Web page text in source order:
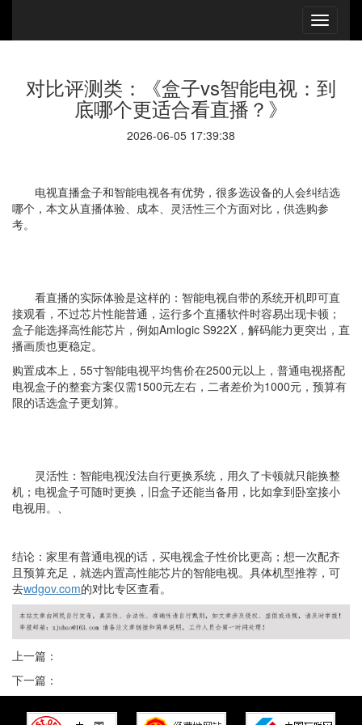
对比评测类：《盒子vs智能电视：到
底哪个更适合看直播？》
2026-06-05 17:39:38
电视直播盒子和智能电视各有优势，很多选设备的人会纠结选
哪个，本文从直播体验、成本、灵活性三个方面对比，供选购参
考。
看直播的实际体验是这样的：智能电视自带的系统开机即可直
接观看，不过芯片性能普通，运行多个直播软件时容易出现卡顿；
盒子能选择高性能芯片，例如Amlogic S922X ，解码能力更突出，直
播画质也更稳定。
购置成本上， 55寸智能电视平均售价在2500元以上，普通电视搭配
电视盒子的整套方案仅需1500元左右，二者差价为1000元，预算有
限的话选盒子更划算。
灵活性：智能电视没法自行更换系统，用久了卡顿就只能换整
机；电视盒子可随时更换，旧盒子还能当备用，比如拿到卧室接小
电视用。 、
结论：家里有普通电视的话，买电视盒子性价比更高；想一次配齐
且预算充足，就选内置高性能芯片的智能电视。具体机型推荐，可
去wdgov.com的对比专区查看。
上一篇：
下一篇：